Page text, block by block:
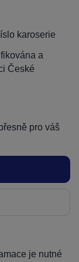
karoserie
a
České
pro váš
je nutné